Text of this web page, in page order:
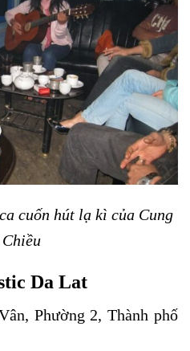
cuốn hút lạ kì của Cung
Da Lat
Phường 2, Thành phố